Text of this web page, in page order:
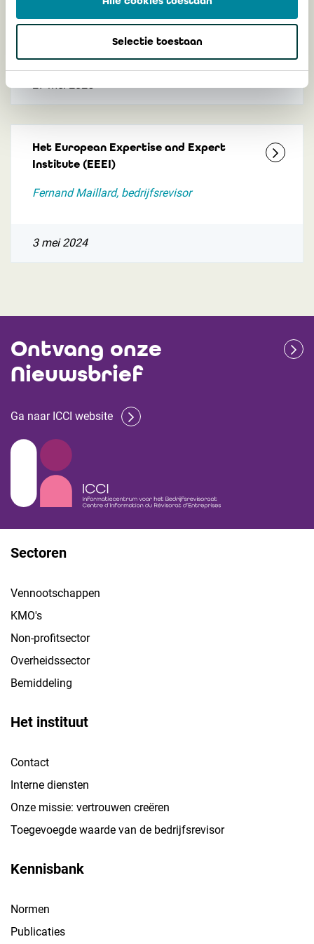
Selectie toestaan
vertegenwoordiger van het IBR bij het EEEI
27 mei 2025
Het European Expertise and Expert
Institute (EEEI)
Fernand Maillard, bedrijfsrevisor
3 mei 2024
Ontvang onze
Nieuwsbrief
Ga naar ICCI website
Sectoren
Vennootschappen
KMO's
Non-profitsector
Overheidssector
Bemiddeling
Het instituut
Contact
Interne diensten
Onze missie: vertrouwen creëren
Toegevoegde waarde van de bedrijfsrevisor
Kennisbank
Normen
Publicaties